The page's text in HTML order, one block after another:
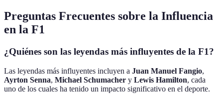
Preguntas Frecuentes sobre la Influencia
en la F1
¿Quiénes son las leyendas más influyentes de la F1?
Las leyendas más influyentes incluyen a Juan Manuel Fangio,
Ayrton Senna, Michael Schumacher y Lewis Hamilton, cada
uno de los cuales ha tenido un impacto significativo en el deporte.